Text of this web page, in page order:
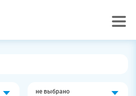
не выбрано